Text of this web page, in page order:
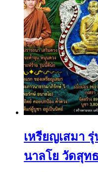
เหรียญเสมา
นาลโย วัดสุท